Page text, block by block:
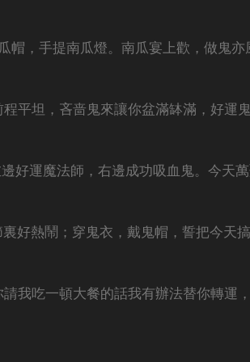
帽，手提南瓜燈。南瓜宴上歡，做鬼亦
平坦，吝啬鬼來讓你盆滿缽滿，好運
好運魔法師，右邊成功吸血鬼。今天
好熱鬧；穿鬼衣，戴鬼帽，誓把今天
我吃一頓大餐的話我有辦法替你轉運